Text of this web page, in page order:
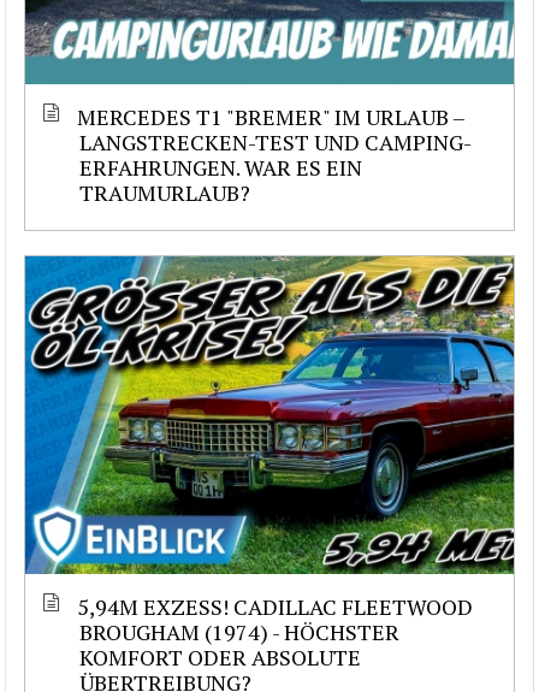
MERCEDES T1 "BREMER" IM URLAUB –
LANGSTRECKEN-TEST UND CAMPING-
ERFAHRUNGEN. WAR ES EIN
TRAUMURLAUB?
5,94M EXZESS! CADILLAC FLEETWOOD
BROUGHAM (1974) - HÖCHSTER
KOMFORT ODER ABSOLUTE
ÜBERTREIBUNG?